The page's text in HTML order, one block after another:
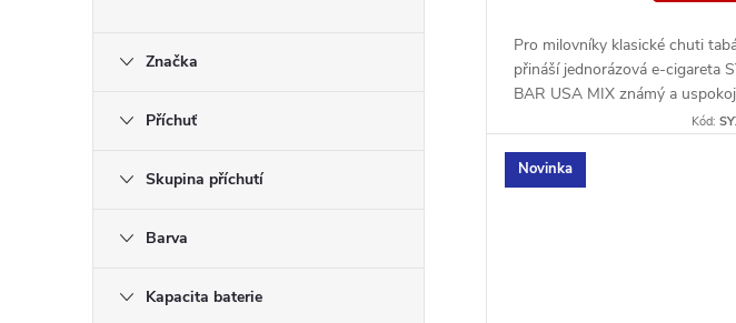
Značka
Příchuť
Skupina příchutí
Barva
Kapacita baterie
Pro milovníky klasické chuti
přináší jednorázová e-cigareta
BAR USA MIX známý a
Kód:
Novinka